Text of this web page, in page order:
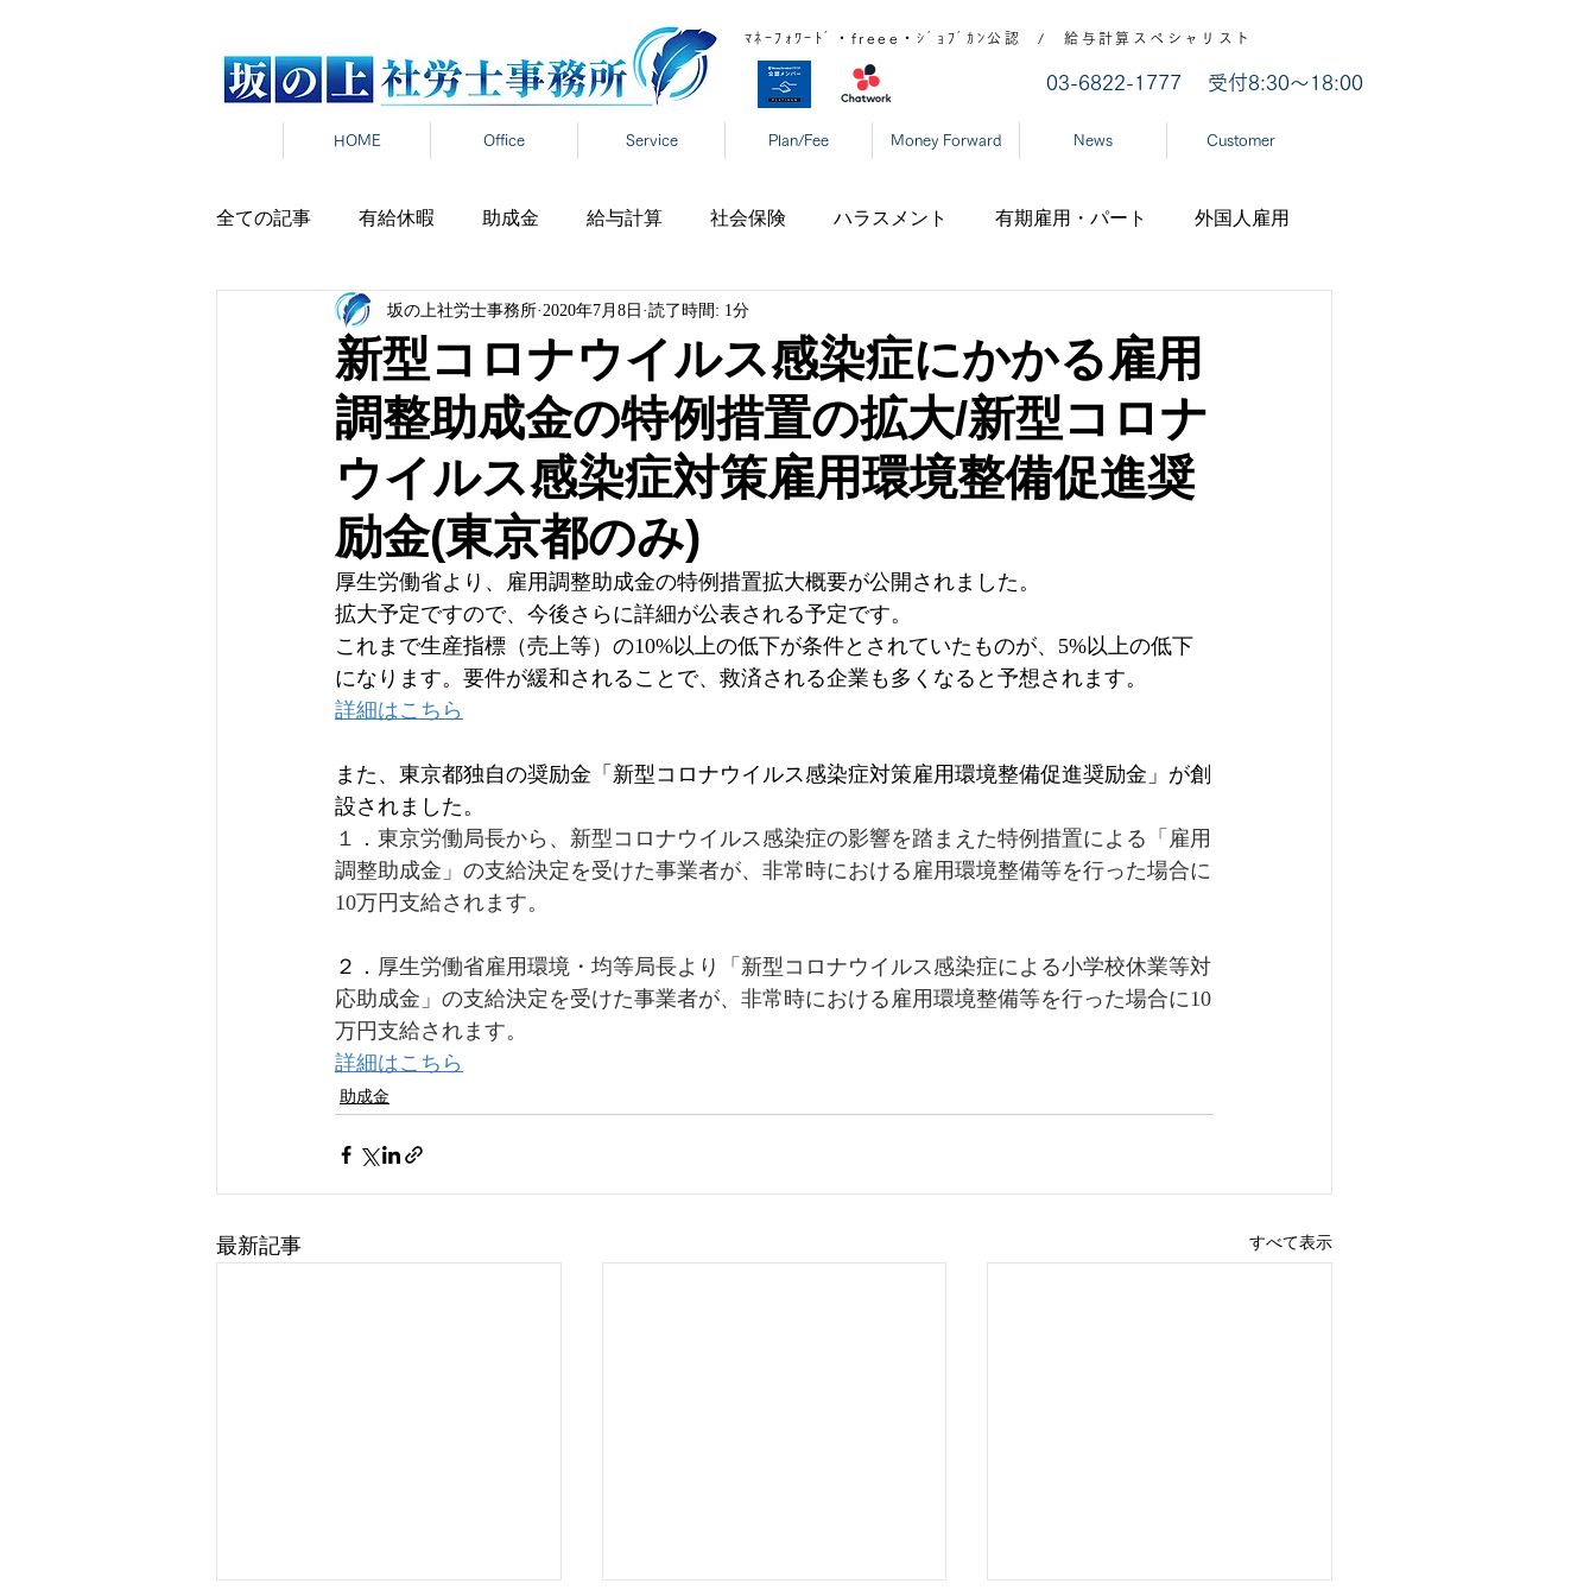
ﾏﾈｰﾌｫﾜｰﾄﾞ・freee・ｼﾞｮﾌﾞｶﾝ公認 / 給与計算スペシャリスト
​03-6822-1777 受付8:30～18:00
HOME Office Service Plan/Fee Money Forward News Customer
全ての記事 有給休暇 助成金 給与計算 社会保険 ハラスメント 有期雇用・パート 外国人雇用
労働時間 雇用契約 在宅勤務 税制 高齢者雇用
雇用保険 新卒 報道発表 年末調整 DX 事業復活支援金 新型コロナ 経済産業省
セクハラ マタハラ 厚生労働省 東京都 大阪府 日本年金機構
新型コロナウイルス感染症にかかる雇用
調整助成金の特例措置の拡大/新型コロナ
ウイルス感染症対策雇用環境整備促進奨
励金(東京都のみ)
坂の上社労士事務所 2020年7月8日 読了時間: 1分
厚生労働省より、雇用調整助成金の特例措置拡大概要が公開されました。
拡大予定ですので、今後さらに詳細が公表される予定です。
これまで生産指標（売上等）の10%以上の低下が条件とされていたものが、5%以上の低下
になります。要件が緩和されることで、救済される企業も多くなると予想されます。
詳細はこちら
また、東京都独自の奨励金「新型コロナウイルス感染症対策雇用環境整備促進奨励金」が創
設されました。
１．東京労働局長から、新型コロナウイルス感染症の影響を踏まえた特例措置による「雇用
調整助成金」の支給決定を受けた事業者が、非常時における雇用環境整備等を行った場合に
10万円支給されます。
２． 厚生労働省雇用環境・均等局長より「新型コロナウイルス感染症による小学校休業等対
応助成金」の支給決定を受けた事業者が、非常時における雇用環境整備等を行った場合に10
万円支給されます。
詳細はこちら
助成金
最新記事 すべて表示